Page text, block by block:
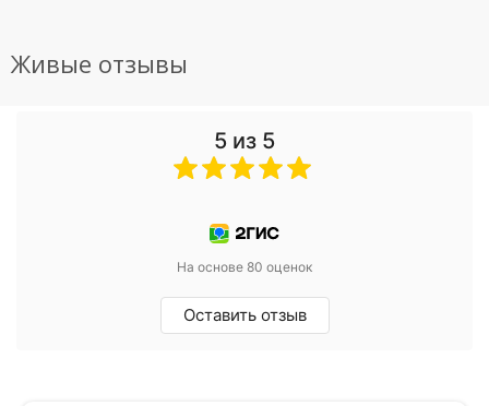
Живые отзывы
5 из 5
На основе 80 оценок
Оставить отзыв